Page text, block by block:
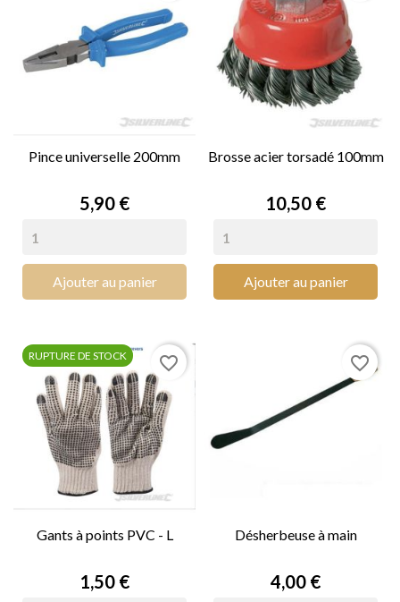
Pince universelle 200mm
Prix
5,90 €
Ajouter au panier
Brosse acier torsadé 100mm
Prix
10,50 €
Ajouter au panier
Gants à points PVC - L
Prix
1,50 €
RUPTURE DE STOCK favorite_border
Désherbeuse à main
Prix
4,00 €
favorite_border